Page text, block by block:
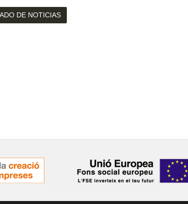
DE NOTICIAS